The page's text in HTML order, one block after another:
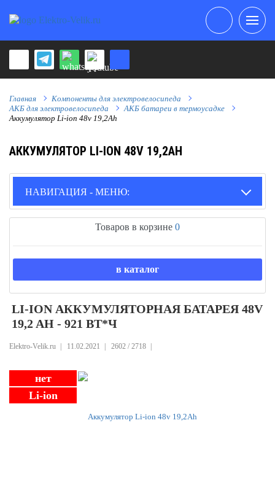
Главная
Компоненты для электровелосипеда
АКБ для электровелосипеда
АКБ батареи в термоусадке
Аккумулятор Li-ion 48v 19,2Ah
АККУМУЛЯТОР LI-ION 48V 19,2AH
НАВИГАЦИЯ - МЕНЮ:
Товаров в корзине 0
в каталог
LI-ION АККУМУЛЯТОРНАЯ БАТАРЕЯ 48V
19,2 AH - 921 ВТ*Ч
Elektro-Velik.ru 11.02.2021 2602 / 2718
нет
Li-ion